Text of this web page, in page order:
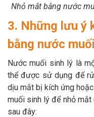
Nhỏ mắt bằng nước
3. Những lưu ý
bằng nước
Nước muối sinh lý là
thể được sử dụng để
dịu mắt bị kích ứng
muối sinh lý để nhỏ
sau đây: